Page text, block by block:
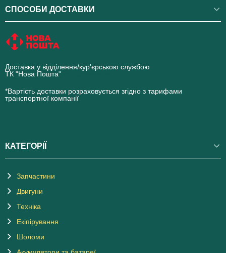
СПОСОБИ ДОСТАВКИ
Доставка у відділення/кур'єрською службою
ТК "Нова Пошта"
*Вартість доставки розраховується згідно з тарифами
транспортної компанії
КАТЕГОРІЇ
Запчастини
Двигуни
Техніка
Екіпірування
Шоломи